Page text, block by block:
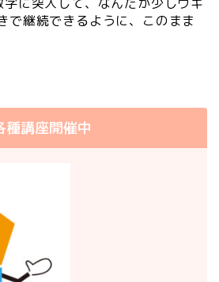
で継続できるように、このまま
種講座開催中